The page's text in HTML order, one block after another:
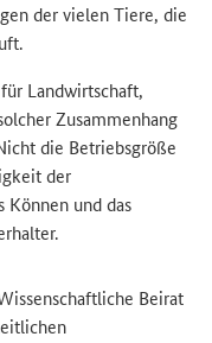
der vielen Tiere, die
Landwirtschaft,
Zusammenhang
die Betriebsgröße
der
Können und das
Beirat